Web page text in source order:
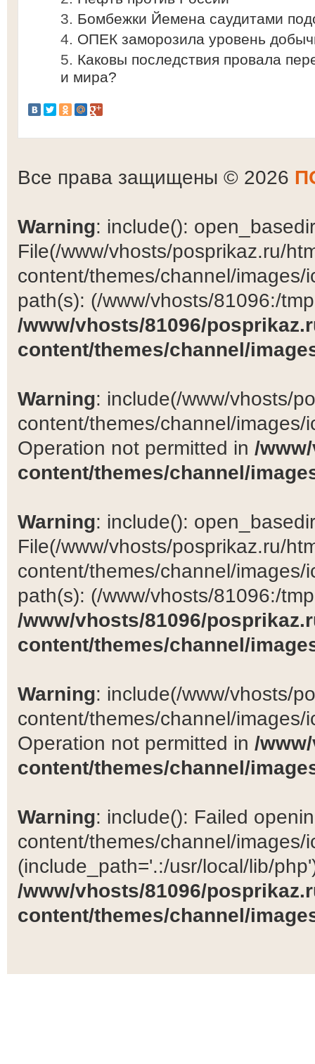
Бомбежки Йемена саудитами
ОПЕК заморозила уровень
Каковы последствия провала
и мира?
Все права защищены © 2026
Warning: include():
File(/www/vhosts/posprikaz.ru/
content/themes/channel/
path(s): (/www/vhosts/81096:/
/www/vhosts/81096/
content/themes/channel/
Warning: include(/www/vhosts/
content/themes/channel/
Operation not permitted in /
content/themes/channel/
Warning: include():
File(/www/vhosts/posprikaz.ru/
content/themes/channel/
path(s): (/www/vhosts/81096:/
/www/vhosts/81096/
content/themes/channel/
Warning: include(/www/vhosts/
content/themes/channel/
Operation not permitted in /
content/themes/channel/
Warning: include(): Failed
content/themes/channel/images/
(include_path='.:/usr/local/lib/
/www/vhosts/81096/
content/themes/channel/